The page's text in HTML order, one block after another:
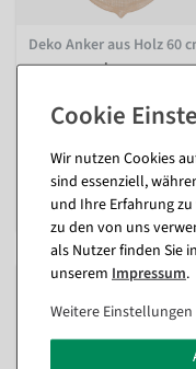
Deko Anker aus Holz 60
innen
Sofort versandfähig.
26,12 €
21,95 EUR zzgl. ges. MwSt.
Wir nutzen Cookies
sind essenziell,
und Ihre Erfahrung
zu den von uns
als Nutzer finden Sie
unserem Impressum.
Weitere Einstellungen